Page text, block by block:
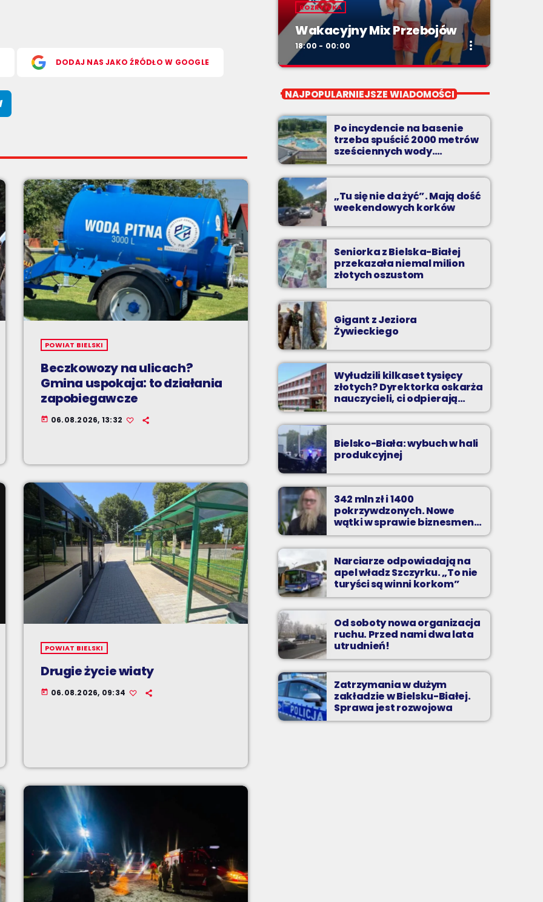
DODAJ NAS JAKO ŹRÓDŁO W GOOGLE
POWIAT BIELSKI
Beczkowozy na ulicach?
Gmina uspokaja: to działania
zapobiegawcze
today 06.08.2026, 13:32
POWIAT BIELSKI
Drugie życie wiaty
today 06.08.2026, 09:34
ROZRYWKA
Wakacyjny Mix Przebojów
18:00 - 00:00 more_vert
Wakacyjny Mix Przebojów
to najgorętsze hity lata, muzyczne plażowe
perełki, wspomnienia letnich przebojów,
nowości i premiery oraz Wasze pozdrowienia
z wakacji!
NAJPOPULARNIEJSZE WIADOMOŚCI
Po incydencie na basenie
trzeba spuścić 2000 metrów
sześciennych wody.
„Ogromne koszty i ogromna
praca”
„Tu się nie da żyć”. Mają dość
weekendowych korków
Seniorka z Bielska-Białej
przekazała niemal milion
złotych oszustom
Gigant z Jeziora
Żywieckiego
Wyłudzili kilkaset tysięcy
złotych? Dyrektorka oskarża
nauczycieli, ci odpierają
zarzuty
Bielsko-Biała: wybuch w hali
produkcyjnej
342 mln zł i 1400
pokrzywdzonych. Nowe
wątki w sprawie biznesmena
z Bielska-Białej
Narciarze odpowiadają na
apel władz Szczyrku. „To nie
turyści są winni korkom”
Od soboty nowa organizacja
ruchu. Przed nami dwa lata
utrudnień!
Zatrzymania w dużym
zakładzie w Bielsku-Białej.
Sprawa jest rozwojowa